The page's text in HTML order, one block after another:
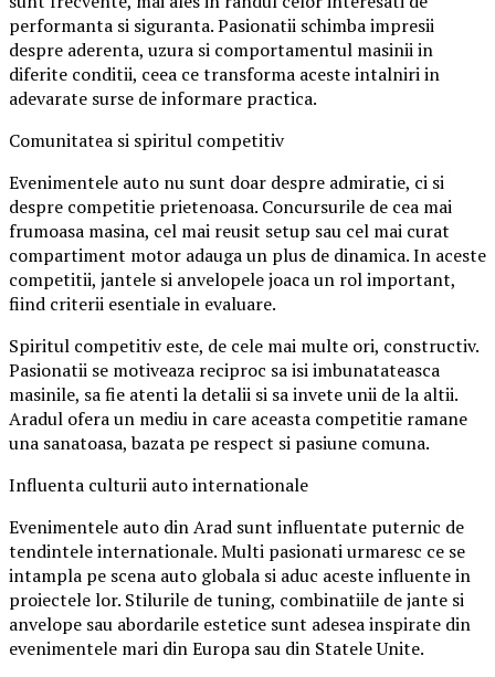
performanta si siguranta. Pasionatii schimba impresii
despre aderenta, uzura si comportamentul masinii in
diferite conditii, ceea ce transforma aceste intalniri in
adevarate surse de informare practica.
Comunitatea si spiritul competitiv
Evenimentele auto nu sunt doar despre admiratie, ci si
despre competitie prietenoasa. Concursurile de cea mai
frumoasa masina, cel mai reusit setup sau cel mai curat
compartiment motor adauga un plus de dinamica. In aceste
competitii, jantele si anvelopele joaca un rol important,
fiind criterii esentiale in evaluare.
Spiritul competitiv este, de cele mai multe ori, constructiv.
Pasionatii se motiveaza reciproc sa isi imbunatateasca
masinile, sa fie atenti la detalii si sa invete unii de la altii.
Aradul ofera un mediu in care aceasta competitie ramane
una sanatoasa, bazata pe respect si pasiune comuna.
Influenta culturii auto internationale
Evenimentele auto din Arad sunt influentate puternic de
tendintele internationale. Multi pasionati urmaresc ce se
intampla pe scena auto globala si aduc aceste influente in
proiectele lor. Stilurile de tuning, combinatiile de jante si
anvelope sau abordarile estetice sunt adesea inspirate din
evenimentele mari din Europa sau din Statele Unite.